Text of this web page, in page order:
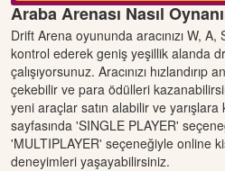
Araba Arenası Nasıl
Drift Arena oyununda aracınızı W,
kontrol ederek geniş yeşillik alanda
çalışıyorsunuz. Aracınızı
çekebilir ve para ödülleri
yeni araçlar satın alabilir ve yarışlara
sayfasında 'SINGLE PLAYER'
'MULTIPLAYER' seçeneğiyle online
deneyimleri yaşayabilirsiniz.